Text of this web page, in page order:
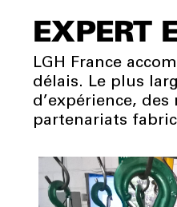
EXPERT
LGH France
délais. Le plus
d’expérience,
partenariats